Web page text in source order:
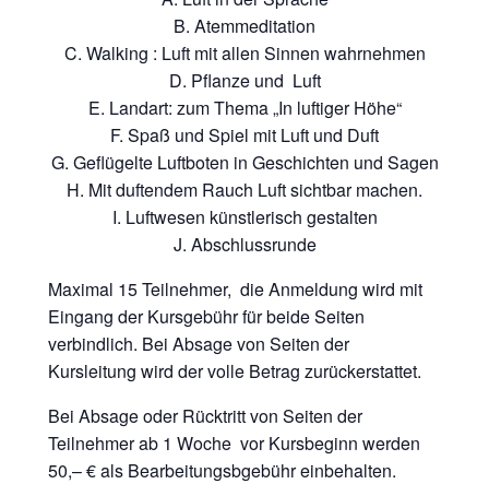
Atemmeditation
Walking : Luft mit allen Sinnen wahrnehmen
Pflanze und Luft
Landart: zum Thema „In luftiger Höhe“
Spaß und Spiel mit Luft und Duft
Geflügelte Luftboten in Geschichten und Sagen
Mit duftendem Rauch Luft sichtbar machen.
Luftwesen künstlerisch gestalten
Abschlussrunde
Maximal 15 Teilnehmer, die Anmeldung wird mit
Eingang der Kursgebühr für beide Seiten
verbindlich. Bei Absage von Seiten der
Kursleitung wird der volle Betrag zurückerstattet.
Bei Absage oder Rücktritt von Seiten der
Teilnehmer ab 1 Woche vor Kursbeginn werden
50,– € als Bearbeitungsbgebühr einbehalten.